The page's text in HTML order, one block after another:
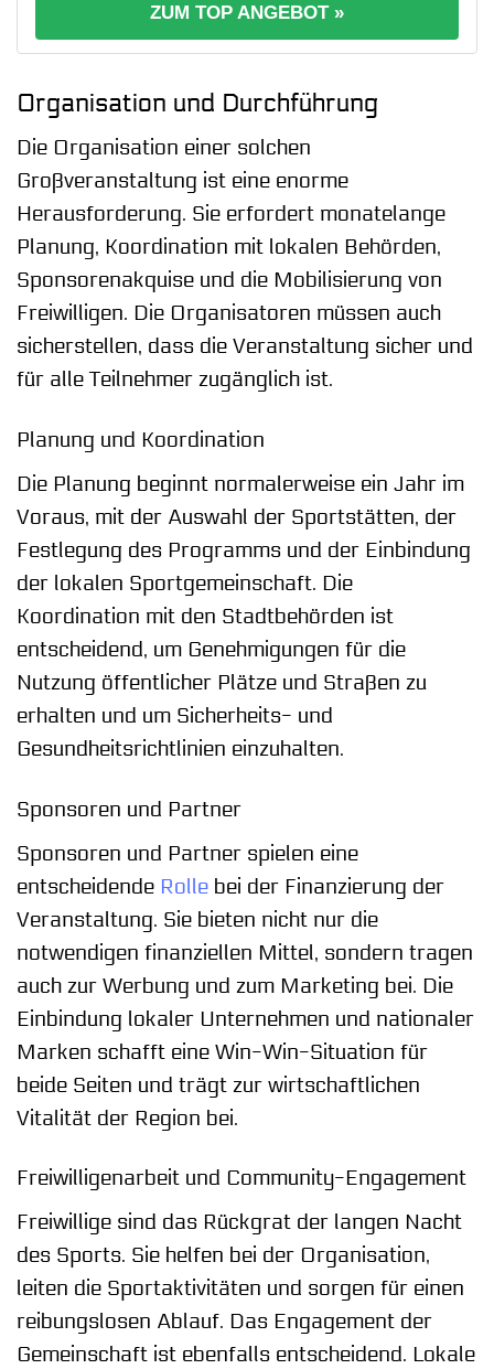
ZUM TOP ANGEBOT »
Organisation und Durchführung
Die Organisation einer solchen
Großveranstaltung ist eine enorme
Herausforderung. Sie erfordert monatelange
Planung, Koordination mit lokalen Behörden,
Sponsorenakquise und die Mobilisierung von
Freiwilligen. Die Organisatoren müssen auch
sicherstellen, dass die Veranstaltung sicher und
für alle Teilnehmer zugänglich ist.
Planung und Koordination
Die Planung beginnt normalerweise ein Jahr im
Voraus, mit der Auswahl der Sportstätten, der
Festlegung des Programms und der Einbindung
der lokalen Sportgemeinschaft. Die
Koordination mit den Stadtbehörden ist
entscheidend, um Genehmigungen für die
Nutzung öffentlicher Plätze und Straßen zu
erhalten und um Sicherheits- und
Gesundheitsrichtlinien einzuhalten.
Sponsoren und Partner
Sponsoren und Partner spielen eine
entscheidende Rolle bei der Finanzierung der
Veranstaltung. Sie bieten nicht nur die
notwendigen finanziellen Mittel, sondern tragen
auch zur Werbung und zum Marketing bei. Die
Einbindung lokaler Unternehmen und nationaler
Marken schafft eine Win-Win-Situation für
beide Seiten und trägt zur wirtschaftlichen
Vitalität der Region bei.
Freiwilligenarbeit und Community-Engagement
Freiwillige sind das Rückgrat der langen Nacht
des Sports. Sie helfen bei der Organisation,
leiten die Sportaktivitäten und sorgen für einen
reibungslosen Ablauf. Das Engagement der
Gemeinschaft ist ebenfalls entscheidend. Lokale